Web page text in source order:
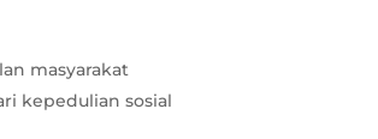
masyarakat
kepedulian sosial